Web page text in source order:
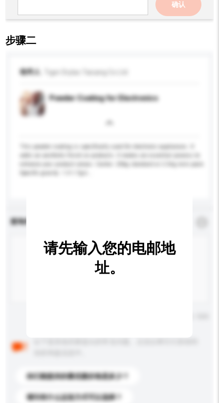
确认
步骤二
收件人
Powder Coating for Electronics
查询内容
你们能提供的最优惠价格是多少？
请问有什么运送方式可以选择？
请先输入您的电邮地
址。